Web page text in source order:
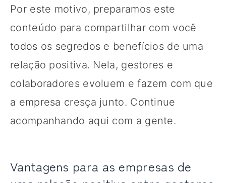
Por este motivo, preparamos este
conteúdo para compartilhar com você
todos os segredos e benefícios de uma
relação positiva. Nela, gestores e
colaboradores evoluem e fazem com que
a empresa cresça junto. Continue
acompanhando aqui com a gente.
Vantagens para as empresas de